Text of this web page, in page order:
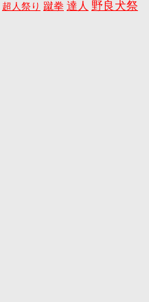
超人祭り 蹴拳 達人 野良犬祭